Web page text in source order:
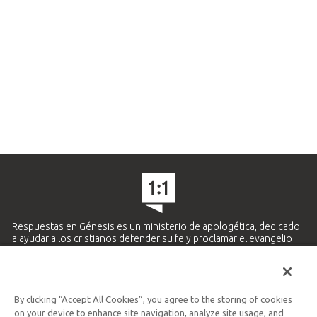
Respuestas en Génesis es un ministerio de apologética, dedicado
a ayudar a los cristianos defender su fe y proclamar el evangelio
Ministerio Hispano y Latinoamericano
By clicking “Accept All Cookies”, you agree to the storing of cookies
on your device to enhance site navigation, analyze site usage, and